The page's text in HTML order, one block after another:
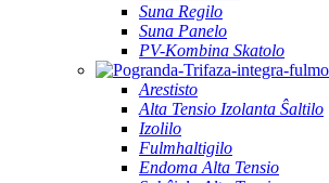
Suna Regilo
Suna Panelo
PV-Kombina Skatolo
Arestisto
Alta Tensio Izolanta Ŝaltilo
Izolilo
Fulmhaltigilo
Endoma Alta Tensio